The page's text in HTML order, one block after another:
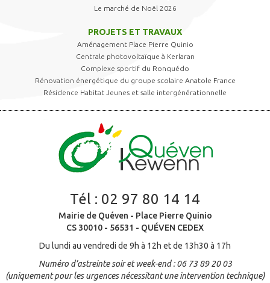
Le marché de Noël 2026
PROJETS ET TRAVAUX
Aménagement Place Pierre Quinio
Centrale photovoltaïque à Kerlaran
Complexe sportif du Ronquédo
Rénovation énergétique du groupe scolaire Anatole France
Résidence Habitat Jeunes et salle intergénérationnelle
Tél : 02 97 80 14 14
Mairie de Quéven - Place Pierre Quinio
CS 30010 - 56531 - QUÉVEN CEDEX
Du lundi au vendredi de 9h à 12h et de 13h30 à 17h
Numéro d’astreinte soir et week-end : 06 73 89 20 03
(uniquement pour les urgences nécessitant une intervention technique)